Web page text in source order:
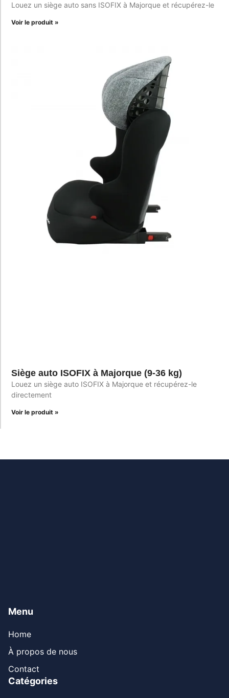
Louez un siège auto sans ISOFIX à Majorque et récupérez-le
Voir le produit »
Siège auto ISOFIX à Majorque (9-36 kg)
Louez un siège auto ISOFIX à Majorque et récupérez-le
directement
Voir le produit »
Menu
Home
À propos de nous
Contact
Catégories